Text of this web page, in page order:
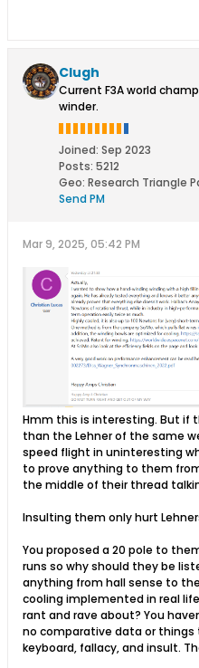
Clugh
Current F3A world
winder.
Joined: Sep 2023
Posts: 5212
Geo: Research Triangle
Send PM
Mar 9, 2025, 05:42 PM
Hmm this is interesting. But if
than the Lehner of the same
speed flight in uninteresting
to prove anything to them
the middle of their thread
Insulting them only hurt
You proposed a 20 pole to
runs so why should they be
anything from hall sense to
cooling implemented in real
rant and rave about? You
no comparative data or
keyboard, fallacy, and insult.